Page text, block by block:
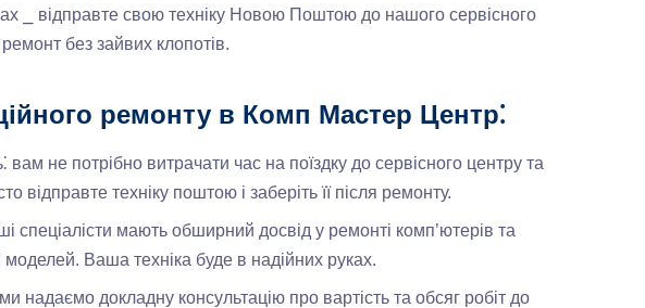
⎯ відправте свою техніку Новою Поштою до нашого сервісного
без зайвих клопотів.
ремонту в Комп Мастер Центр⁚
вам не потрібно витрачати час на поїздку до сервісного центру та
відправте техніку поштою і заберіть її після ремонту.
спеціалісти мають обширний досвід у ремонті комп’ютерів та
моделей. Ваша техніка буде в надійних руках.
ми надаємо докладну консультацію про вартість та обсяг робіт до